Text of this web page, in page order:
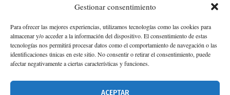
Gestionar consentimiento
Para ofrecer las mejores experiencias, utilizamos tecnologías como las cookies para
almacenar y/o acceder a la información del dispositivo. El consentimiento de estas
tecnologías nos permitirá procesar datos como el comportamiento de navegación o las
identificaciones únicas en este sitio. No consentir o retirar el consentimiento, puede
afectar negativamente a ciertas características y funciones.
ACEPTAR